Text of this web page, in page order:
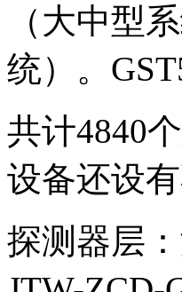
（大中型
统）。
共计4840
设备还设
探测器层